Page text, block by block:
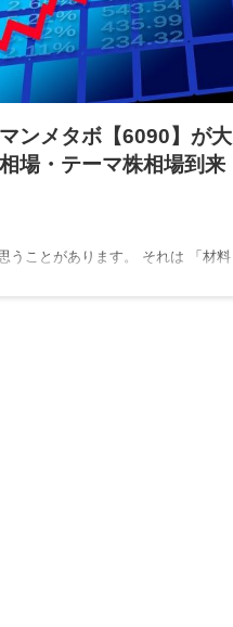
ンメタボ【6090】が大
場・テーマ株相場到来
うことがあります。 それは 「材料